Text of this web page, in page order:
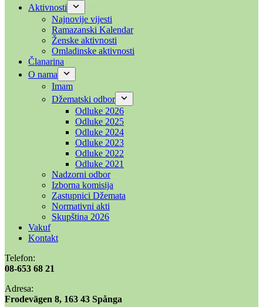
Aktivnosti
Najnovije vijesti
Ramazanski Kalendar
Ženske aktivnosti
Omladinske aktivnosti
Članarina
O nama
Imam
Džematski odbor
Odluke 2026
Odluke 2025
Odluke 2024
Odluke 2023
Odluke 2022
Odluke 2021
Nadzorni odbor
Izborna komisija
Zastupnici Džemata
Normativni akti
Skupština 2026
Vakuf
Kontakt
Telefon:
08-653 68 21
Adresa:
​​Frodevägen 8, 163 43 Spånga